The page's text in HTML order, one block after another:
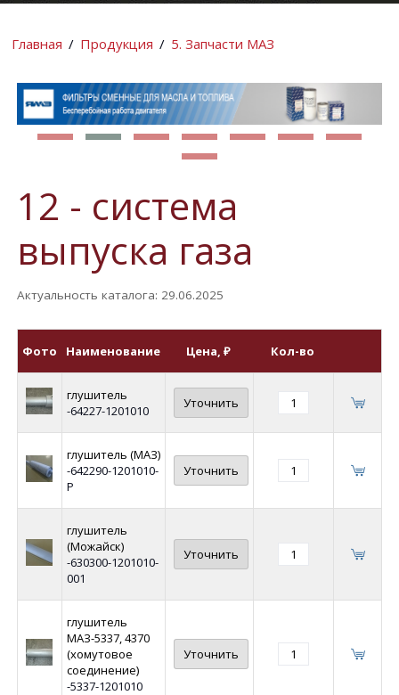
Главная / Продукция / 5. Запчасти МАЗ
12 - система
выпуска газа
Актуальность каталога: 29.06.2025
Фото Наименование Цена, ₽ Кол-во
глушитель
-64227-1201010
Уточнить
глушитель (МАЗ)
-642290-1201010-
Р
Уточнить
глушитель
(Можайск)
-630300-1201010-
001
Уточнить
глушитель
МАЗ-5337, 4370
(хомутовое
соединение)
-5337-1201010
Уточнить